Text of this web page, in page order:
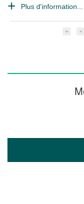
Plus d'information...